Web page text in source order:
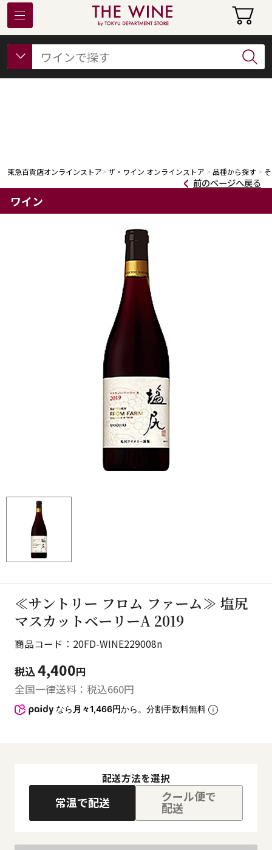
東急百貨店オンラインストアについて
フード ビューティー ギフト&ライフスタイル
東急百貨店オンラインストア ザ・ワイン オンラインストア 品種から探す
前のページへ戻る
≪サントリー フロム ファーム≫ 塩尻
マスカットベーリーA 2019
商品コード：20FD-WINE229008n
税込4,400円
全国一律送料：税込660円
なら 月々1,466円から。分割手数料無料
配送方法を選択
常温で配送 クール便で
配送
ワイン